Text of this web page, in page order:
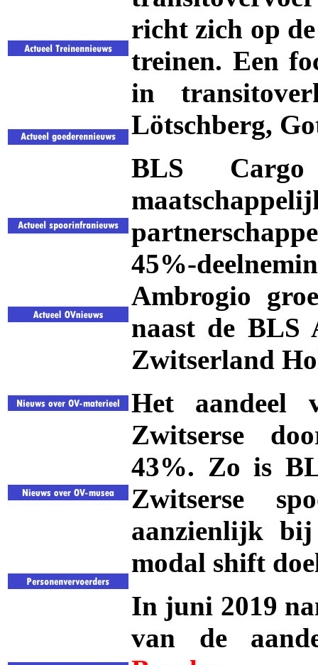
richt zich op
treinen. Een
in
Lötschberg,
BLS
45%-
Ambrogio
naast de BLS
Zwitserland
Het
Zwitserse
43%. Zo is
Zwitserse
aanzienlijk
modal shift
In juni 2019
van de